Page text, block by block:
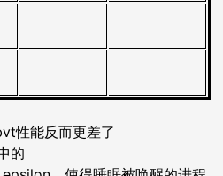
性能反而更差了
的